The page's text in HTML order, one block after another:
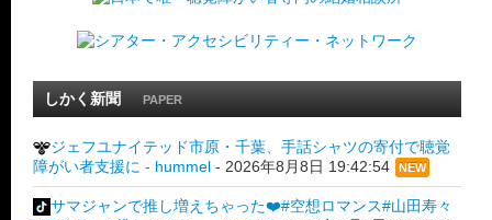
しかく新聞 PAPER
ジェフユナイテッド市原・千葉、手話シャツの寄付で聴覚
障がい者支援に - hummel - 2026年8月8日 19:42:54 NEW
サマジャンで推し増えちゃった❤️#空想ロマンス#山田寿々